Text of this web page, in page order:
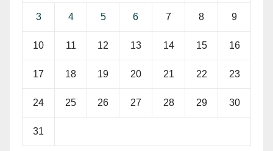
3 4 5 6 7 8 9
10 11 12 13 14 15 16
17 18 19 20 21 22 23
24 25 26 27 28 29 30
31